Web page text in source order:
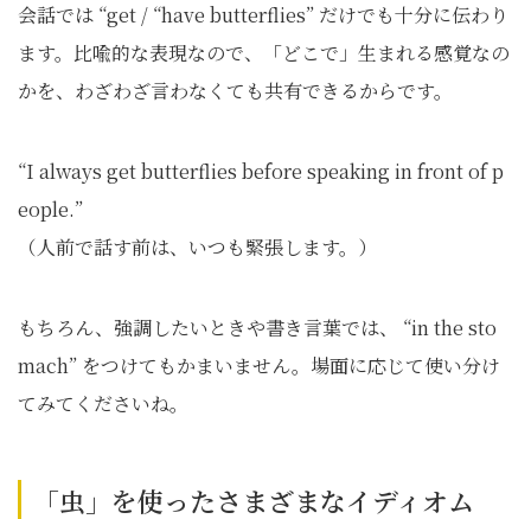
会話では “get / “have butterflies” だけでも十分に伝わり
ます。比喩的な表現なので、「どこで」生まれる感覚なの
かを、わざわざ言わなくても共有できるからです。
“I always get butterflies before speaking in front of p
eople.”
（人前で話す前は、いつも緊張します。）
もちろん、強調したいときや書き言葉では、 “in the sto
mach” をつけてもかまいません。場面に応じて使い分け
てみてくださいね。
「虫」を使ったさまざまなイディオム